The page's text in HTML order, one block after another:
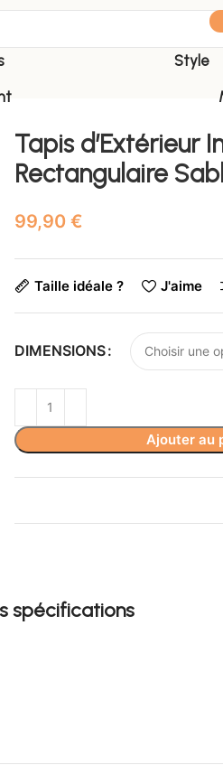
Style
Tapis d’Extérieur
Rectangulaire
€
Taille idéale ? J'aime
DIMENSIONS
Ajouter au
spécifications